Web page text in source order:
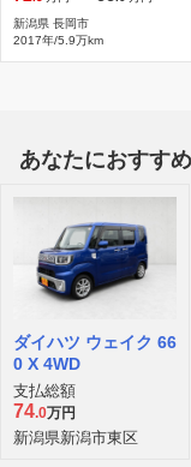
新潟県 長岡市
2017年/5.9万km
あなたにおすす
ダイハツ ウェイク 66
0 X 4WD
支払総額
74.0万円
新潟県新潟市東区